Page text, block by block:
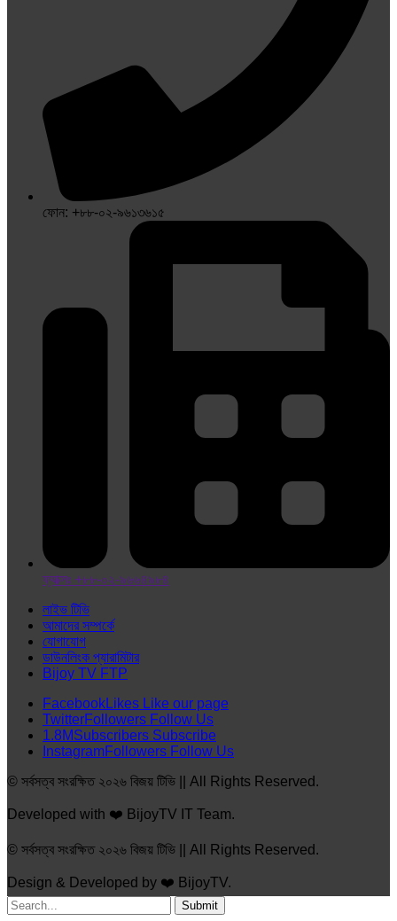
ফোন: +৮৮-০২-৯৬১৩৬১৫
ফ্যাক্সঃ +৮৮-০২-৯৬৬৪৯৮৪
লাইভ টিভি
আমাদের সম্পর্কে
যোগাযোগ
ডাউনলিংক প্যারামিটার
Bijoy TV FTP
FacebookLikes Like our page
TwitterFollowers Follow Us
1.8MSubscribers Subscribe
InstagramFollowers Follow Us
© সর্বসত্ব সংরক্ষিত ২০২৬ বিজয় টিভি || All Rights Reserved.
Developed with ❤️ BijoyTV IT Team.
© সর্বসত্ব সংরক্ষিত ২০২৬ বিজয় টিভি || All Rights Reserved.
Design & Developed by ❤️ BijoyTV.
Submit